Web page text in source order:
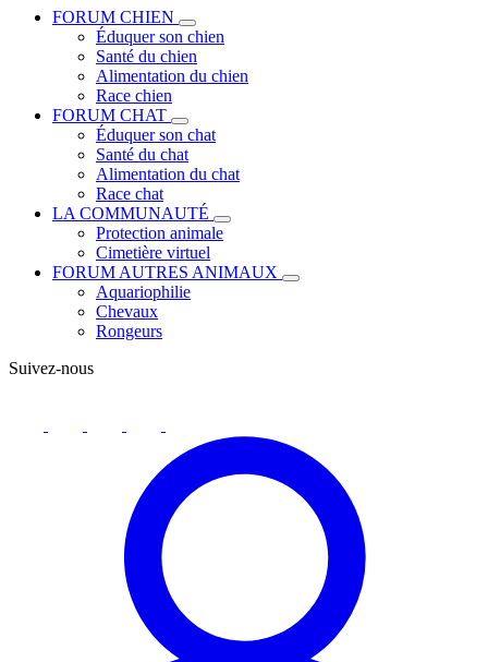
FORUM CHIEN
Éduquer son chien
Santé du chien
Alimentation du chien
Race chien
FORUM CHAT
Éduquer son chat
Santé du chat
Alimentation du chat
Race chat
LA COMMUNAUTÉ
Protection animale
Cimetière virtuel
FORUM AUTRES ANIMAUX
Aquariophilie
Chevaux
Rongeurs
Suivez-nous